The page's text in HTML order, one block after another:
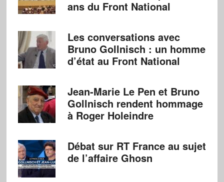
ans du Front National
Les conversations avec
Bruno Gollnisch : un homme
d’état au Front National
Jean-Marie Le Pen et Bruno
Gollnisch rendent hommage
à Roger Holeindre
Débat sur RT France au sujet
de l’affaire Ghosn